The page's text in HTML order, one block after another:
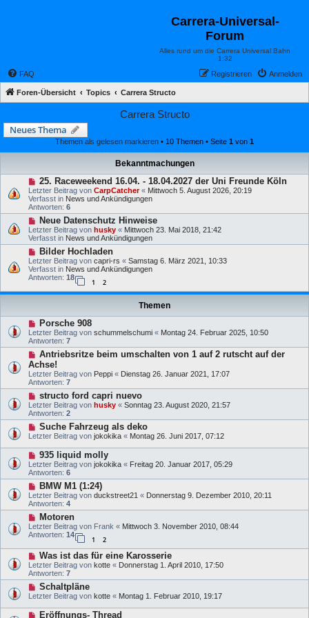
Carrera-Universal-
Forum
Alles rund um die Carrera Universal Bahn
1:32
FAQ Anmelden
Registrieren
Foren-Übersicht Topics Carrera Structo
Carrera Structo
Neues Thema
Themen als gelesen markieren • 10 Themen • Seite 1 von 1
Bekanntmachungen
25. Raceweekend 16.04. - 18.04.2027 der Uni Freunde Köln
Letzter Beitrag von CarpCatcher« Mittwoch 5. August 2026, 20:19
Verfasst in News und Ankündigungen
Antworten: 6
Neue Datenschutz Hinweise
Letzter Beitrag von husky « Mittwoch 23. Mai 2018, 21:42
Verfasst in News und Ankündigungen
Bilder Hochladen
Letzter Beitrag von capri-rs « Samstag 6. März 2021, 10:33
Verfasst in News und Ankündigungen
Antworten: 18
1 2
Themen
Porsche 908
Letzter Beitrag von schummelschumi « Montag 24. Februar 2025, 10:50
Antworten: 7
Antriebsritze beim umschalten von 1 auf 2 rutscht auf der
Achse!
Letzter Beitrag von Peppi « Dienstag 26. Januar 2021, 17:07
Antworten: 7
structo ford capri nuevo
Letzter Beitrag von husky « Sonntag 23. August 2020, 21:57
Antworten: 2
Suche Fahrzeug als deko
Letzter Beitrag von jokokika « Montag 26. Juni 2017, 07:12
935 liquid molly
Letzter Beitrag von jokokika « Freitag 20. Januar 2017, 05:29
Antworten: 6
BMW M1 (1:24)
Letzter Beitrag von duckstreet21 « Donnerstag 9. Dezember 2010, 20:11
Antworten: 4
Motoren
Letzter Beitrag von Frank « Mittwoch 3. November 2010, 08:44
Antworten: 14
1 2
Was ist das für eine Karosserie
Letzter Beitrag von kotte « Donnerstag 1. April 2010, 17:50
Antworten: 7
Schaltpläne
Letzter Beitrag von kotte « Montag 1. Februar 2010, 19:17
Eröffnungs- Thread